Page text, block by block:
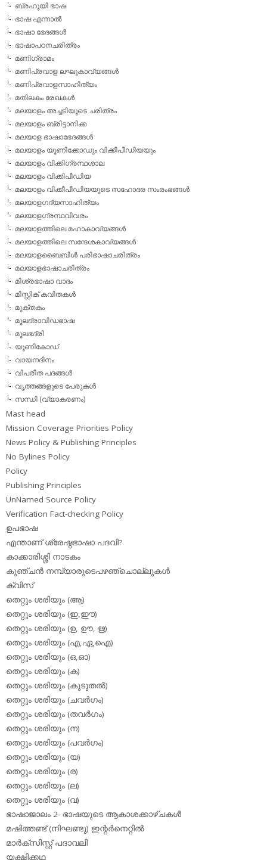
ബ്രഹൂയി ഭാഷ
ഭാഷ എന്നാല്‍
ഭാഷാ ഭേദങ്ങള്‍
ഭാഷാപഠനചരിത്രം
മണിഗ്രാമം
മണിപ്രവാള ലഘുകാവ്യങ്ങള്‍
മണിപ്രവാളസാഹിത്യം
മതിലകം രേഖകള്‍
മലയാളം അച്ചടിയുടെ ചരിത്രം
മലയാളം ബ്രിട്ടാനിക്ക
മലയാള ഭാഷാഭേദങ്ങള്‍
മലയാളം യൂണിക്കോഡും വിക്കീപീഡിയയും
മലയാളം വിക്കിഗ്രന്ഥശാല
മലയാളം വിക്കിപീഡിയ
മലയാളം വിക്കീപീഡിയയുടെ സഹോദര സംരംഭങ്ങള്‍
മലയാളഗദ്യസാഹിത്യം
മലയാളഗ്രന്ഥവിവരം
മലയാളത്തിലെ മഹാകാവ്യങ്ങള്‍
മലയാളത്തിലെ സന്ദേശകാവ്യങ്ങള്‍
മലയാളബൈബിള്‍ പരിഭാഷാചരിത്രം
മലയാളഭാഷാചരിത്രം
മിശ്രഭാഷാ വാദം
മിസ്റ്റിക് കവിതകള്‍
മുക്തകം
മൂലദ്രാവിഡഭാഷ
മൂലഭദ്രി
യൂണികോഡ്
വായനദിനം
വിപരീത പദങ്ങള്‍
വൃത്തങ്ങളുടെ പേരുകള്‍
സന്ധി (വ്യാകരണം)
Mast head
Mission Coverage Priorities Policy
News Policy & Publishing Principles
No Bylines Policy
Policy
Publishing Principles
UnNamed Source Policy
Verification Fact-checking Policy
ഉപഭാഷ
എന്താണ് ശ്രേഷ്ഠഭാഷാ പദവി?
കാക്കാരിശ്ശി നാടകം
കുഞ്ചന്‍ നമ്പ്യാരുടെപഴഞ്ചൊല്ലുകള്‍
ക്വിസ്
തെറ്റും ശരിയും (ആ)
തെറ്റും ശരിയും (ഇ,ഈ)
തെറ്റും ശരിയും (ഉ, ഊ, ഋ)
തെറ്റും ശരിയും (എ,ഏ,ഐ)
തെറ്റും ശരിയും (ഒ,ഓ)
തെറ്റും ശരിയും (ക)
തെറ്റും ശരിയും (കൂടുതല്‍)
തെറ്റും ശരിയും (ചവര്‍ഗം)
തെറ്റും ശരിയും (തവര്‍ഗം)
തെറ്റും ശരിയും (ന)
തെറ്റും ശരിയും (പവര്‍ഗം)
തെറ്റും ശരിയും (യ)
തെറ്റും ശരിയും (ര)
തെറ്റും ശരിയും (ല)
തെറ്റും ശരിയും (വ)
ഭാഷാജാലം 2- ഭാഷയുടെ ആകാശക്കാഴ്ചകള്‍
മഷിത്തണ്ട് (നിഘണ്ടു) ഇന്റര്‍നെറ്റില്‍
മാര്‍ക്‌സിസ്റ്റ് പദാവലി
യക്ഷിക്കഥ